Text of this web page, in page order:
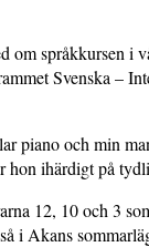
om språkkursen i
Svenska –
piano och min
hon ihärdigt på
12, 10 och 3
i Akans